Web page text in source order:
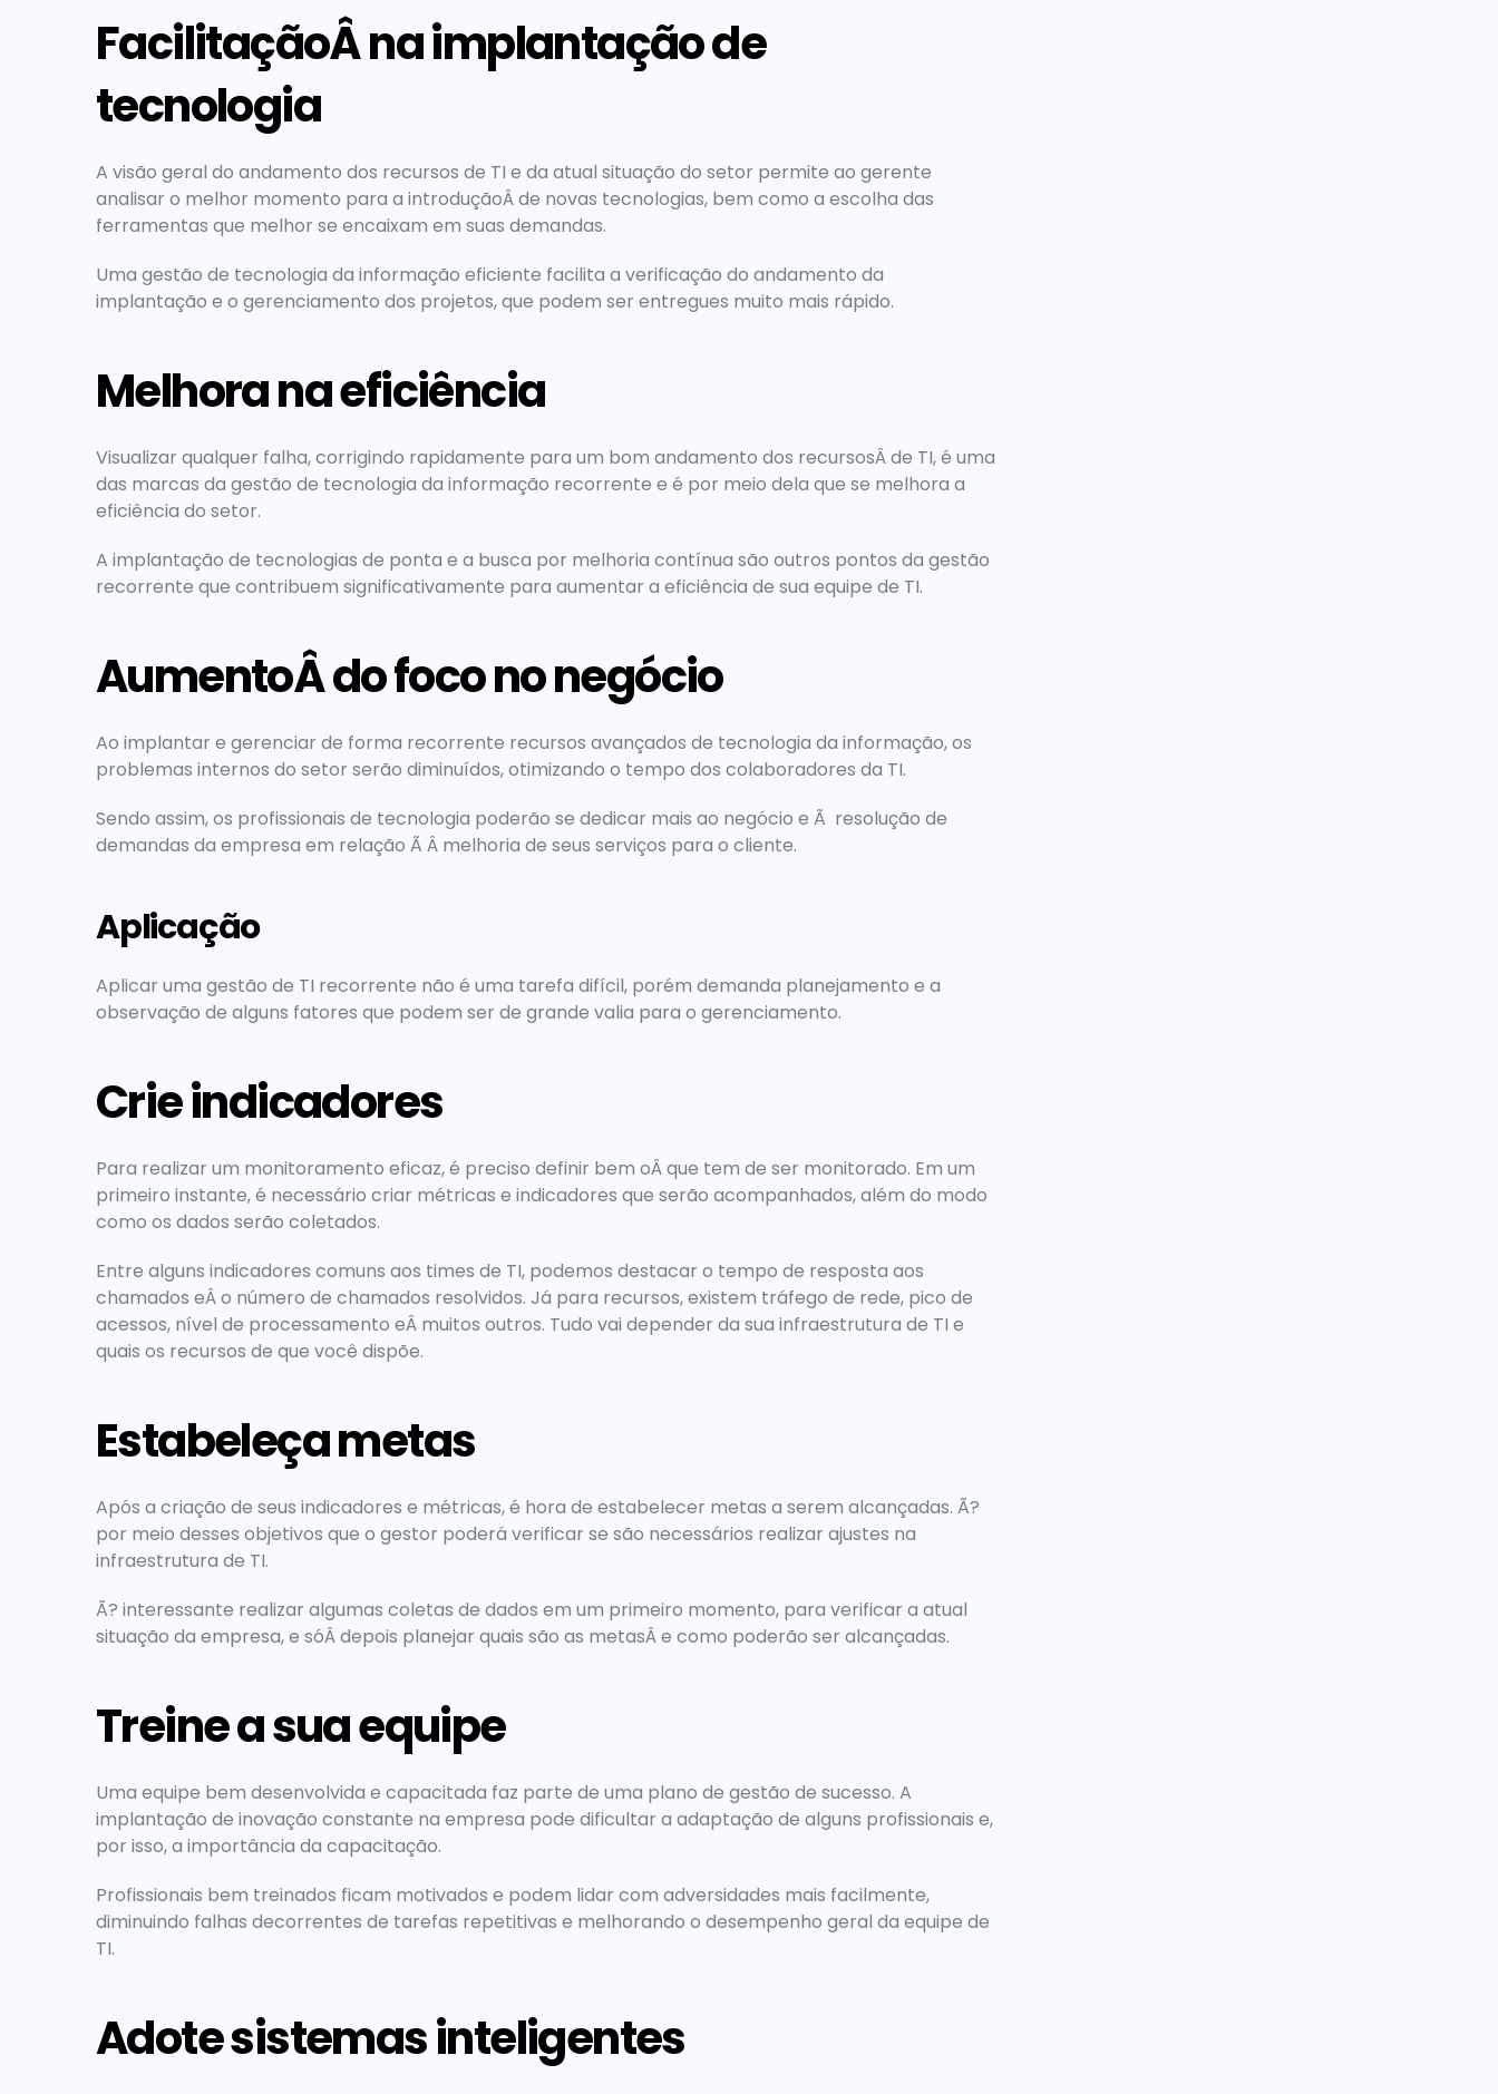
FacilitaçãoÂ na implantação de
tecnologia
A visão geral do andamento dos recursos de TI e da atual situação do setor permite ao gerente
analisar o melhor momento para a introduçãoÂ de novas tecnologias, bem como a escolha das
ferramentas que melhor se encaixam em suas demandas.
Uma gestão de tecnologia da informação eficiente facilita a verificação do andamento da
implantação e o gerenciamento dos projetos, que podem ser entregues muito mais rápido.
Melhora na eficiência
Visualizar qualquer falha, corrigindo rapidamente para um bom andamento dos recursosÂ de TI, é uma
das marcas da gestão de tecnologia da informação recorrente e é por meio dela que se melhora a
eficiência do setor.
A implantação de tecnologias de ponta e a busca por melhoria contínua são outros pontos da gestão
recorrente que contribuem significativamente para aumentar a eficiência de sua equipe de TI.
AumentoÂ do foco no negócio
Ao implantar e gerenciar de forma recorrente recursos avançados de tecnologia da informação, os
problemas internos do setor serão diminuídos, otimizando o tempo dos colaboradores da TI.
Sendo assim, os profissionais de tecnologia poderão se dedicar mais ao negócio e Ã  resolução de
demandas da empresa em relação Ã Â melhoria de seus serviços para o cliente.
Aplicação
Aplicar uma gestão de TI recorrente não é uma tarefa difícil, porém demanda planejamento e a
observação de alguns fatores que podem ser de grande valia para o gerenciamento.
Crie indicadores
Para realizar um monitoramento eficaz, é preciso definir bem oÂ que tem de ser monitorado. Em um
primeiro instante, é necessário criar métricas e indicadores que serão acompanhados, além do modo
como os dados serão coletados.
Entre alguns indicadores comuns aos times de TI, podemos destacar o tempo de resposta aos
chamados eÂ o número de chamados resolvidos. Já para recursos, existem tráfego de rede, pico de
acessos, nível de processamento eÂ muitos outros. Tudo vai depender da sua infraestrutura de TI e
quais os recursos de que você dispõe.
Estabeleça metas
Após a criação de seus indicadores e métricas, é hora de estabelecer metas a serem alcançadas. Ã?
por meio desses objetivos que o gestor poderá verificar se são necessários realizar ajustes na
infraestrutura de TI.
Ã? interessante realizar algumas coletas de dados em um primeiro momento, para verificar a atual
situação da empresa, e sóÂ depois planejar quais são as metasÂ e como poderão ser alcançadas.
Treine a sua equipe
Uma equipe bem desenvolvida e capacitada faz parte de uma plano de gestão de sucesso. A
implantação de inovação constante na empresa pode dificultar a adaptação de alguns profissionais e,
por isso, a importância da capacitação.
Profissionais bem treinados ficam motivados e podem lidar com adversidades mais facilmente,
diminuindo falhas decorrentes de tarefas repetitivas e melhorando o desempenho geral da equipe de
TI.
Adote sistemas inteligentes